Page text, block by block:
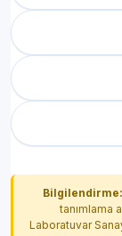
Bilgilendirme:
tanımlama
Laboratuvar